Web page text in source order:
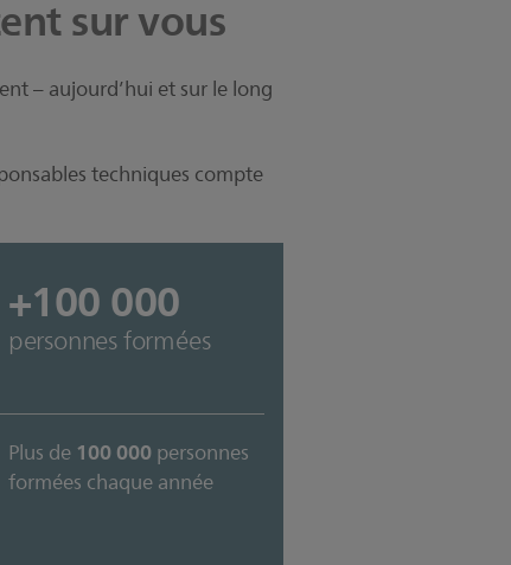
sur vous
– aujourd’hui et sur le long
techniques compte
+100 000
personnes formées
Plus de100 000personnes
formées chaque année